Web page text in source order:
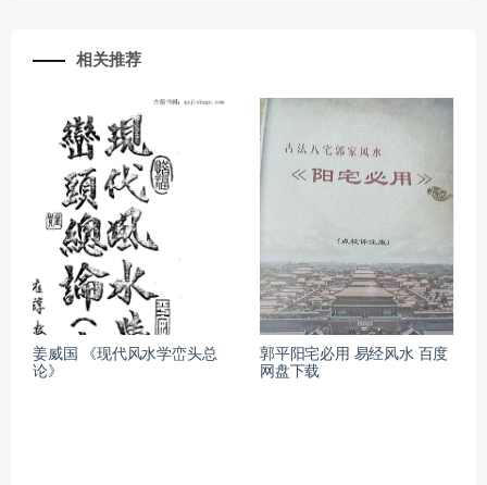
相关推荐
姜威国 《现代风水学峦头总
论》
郭平阳宅必用 易经风水 百度
网盘下载